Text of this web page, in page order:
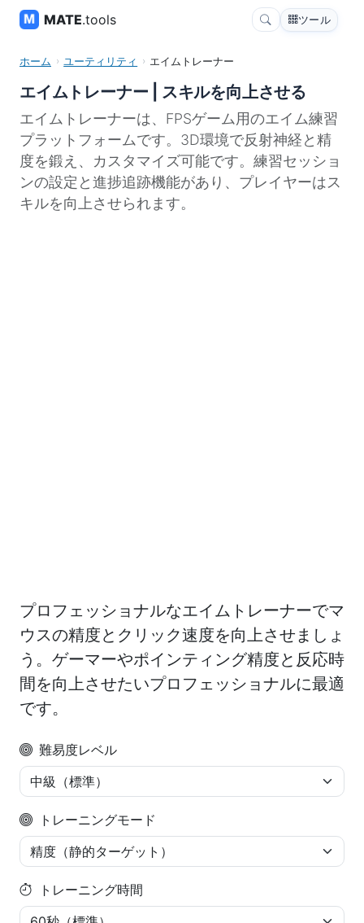
MATE.tools ツール
ホーム ユーティリティ エイムトレーナー
エイムトレーナー | スキルを向上させる
エイムトレーナーは、FPSゲーム用のエイム練習
プラットフォームです。3D環境で反射神経と精
度を鍛え、カスタマイズ可能です。練習セッショ
ンの設定と進捗追跡機能があり、プレイヤーはス
キルを向上させられます。
プロフェッショナルなエイムトレーナーでマ
ウスの精度とクリック速度を向上させましょ
う。ゲーマーやポインティング精度と反応時
間を向上させたいプロフェッショナルに最適
です。
難易度レベル
トレーニングモード
トレーニング時間